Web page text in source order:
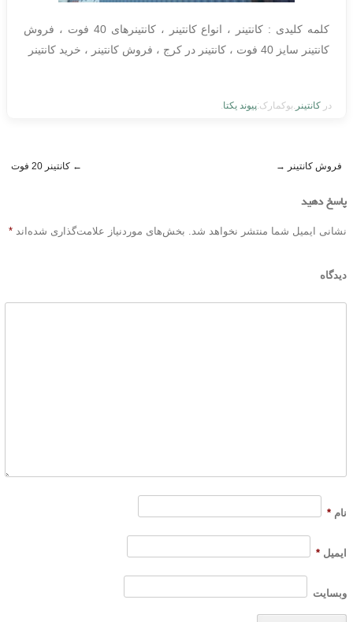
کلمه کلیدی : کانتینر ، انواع کانتینر ، کانتینرهای 40 فوت ، فروش
کانتینر سایز 40 فوت ، کانتینر در کرج ، فروش کانتینر ، خرید کانتینر
در کانتینر .بوکمارک:پیوند یکتا
← کانتینر 20 فوت فروش کانتینر →
پاسخ دهید
نشانی ایمیل شما منتشر نخواهد شد. بخش‌های موردنیاز علامت‌گذاری شده‌اند *
دیدگاه
نام *
ایمیل *
وبسایت